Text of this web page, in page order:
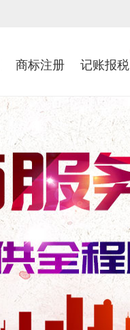
商标注册 记账报税